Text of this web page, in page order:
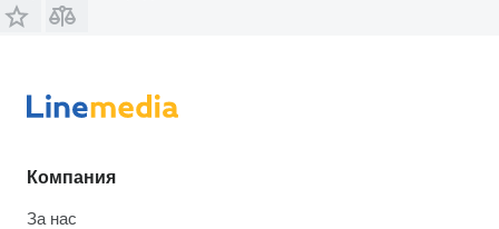
Компания
За нас